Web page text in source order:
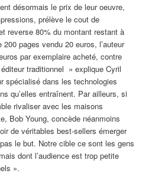
désormais le prix de leur oeuvre,
prélève le cout de
reverse 80% du montant restant à
pages vendu 20 euros, l’auteur
par exemplaire acheté, contre
traditionnel » explique Cyril
spécialisé dans les technologies
qu’elles entraînent. Par ailleurs, si
rivaliser avec les maisons
Bob Young, concède néanmoins
de véritables best-sellers émerger
le but. Notre cible ce sont les gens
dont l’audience est trop petite
».